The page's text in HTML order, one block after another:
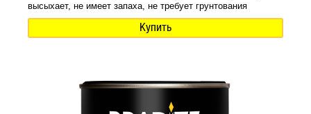
высыхает, не имеет запаха, не требует грунтования
Купить